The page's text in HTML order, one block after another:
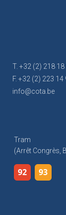
T. +32 (2) 218 18
F. +32 (2) 223 14
info@cota.be
Tram
(arrêt Congrès,
92 93